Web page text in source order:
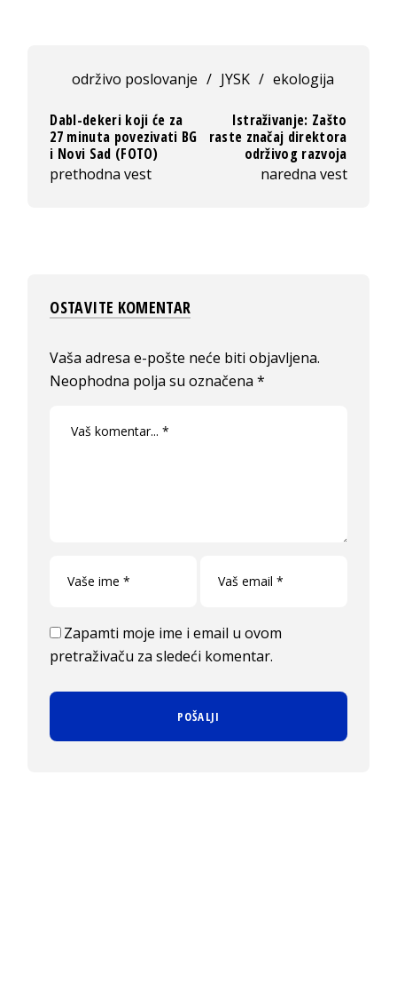
održivo poslovanje / JYSK / ekologija
Dabl-dekeri koji će za
27 minuta povezivati BG
i Novi Sad (FOTO)
prethodna vest
Istraživanje: Zašto
raste značaj direktora
održivog razvoja
naredna vest
OSTAVITE KOMENTAR
Vaša adresa e-pošte neće biti objavljena.
Neophodna polja su označena*
Zapamti moje ime i email u ovom
pretraživaču za sledeći komentar.